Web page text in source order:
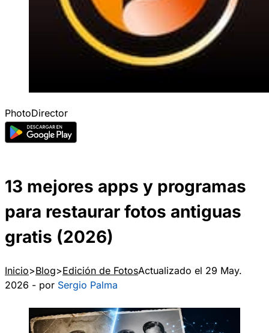
PhotoDirector
13 mejores apps y programas
para restaurar fotos antiguas
gratis (2026)
Inicio Blog Edición de FotosActualizado el 29 May.
2026 - por Sergio Palma